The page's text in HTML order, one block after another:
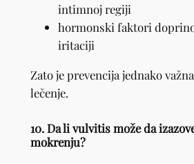
intimnoj regiji
hormonski faktori
iritaciji
Zato je prevencija jednako
lečenje.
10. Da li vulvitis može da
mokrenju?